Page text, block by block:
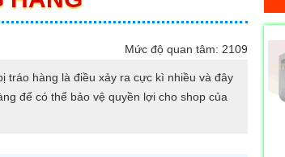
Mức độ quan tâm: 2109
tráo hàng là điều xảy ra cực kì nhiều và đây
để có thể bảo vệ quyền lợi cho shop của